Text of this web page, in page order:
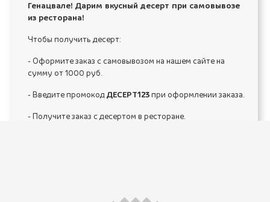
Генацвале! Дарим вкусный десерт при самовывозе
из ресторана!
Чтобы получить десерт:
- Оформите заказ с самовывозом на нашем сайте на
сумму от 1000 руб.
- Введите промокодДЕСЕРТ123при оформлении заказа.
- Получите заказ с десертом в ресторане.